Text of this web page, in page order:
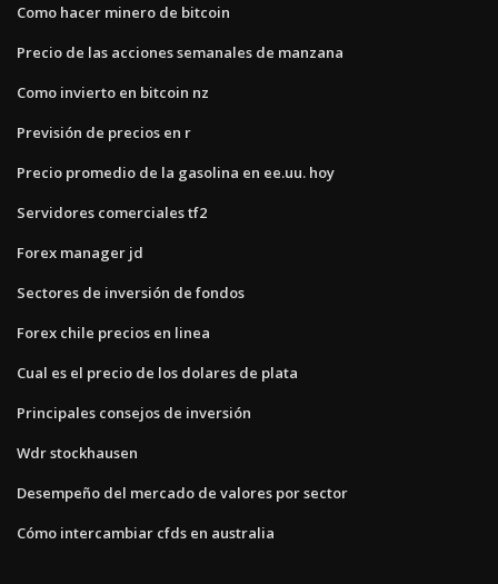
Como hacer minero de bitcoin
Precio de las acciones semanales de manzana
Como invierto en bitcoin nz
Previsión de precios en r
Precio promedio de la gasolina en ee.uu. hoy
Servidores comerciales tf2
Forex manager jd
Sectores de inversión de fondos
Forex chile precios en linea
Cual es el precio de los dolares de plata
Principales consejos de inversión
Wdr stockhausen
Desempeño del mercado de valores por sector
Cómo intercambiar cfds en australia